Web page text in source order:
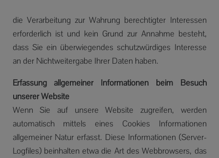
die Verarbeitung zur Wahrung berechtigter Interessen
erforderlich ist und kein Grund zur Annahme besteht,
dass Sie ein überwiegendes schutzwürdiges Interesse
an der Nichtweitergabe Ihrer Daten haben.
Erfassung allgemeiner Informationen beim Besuch
unserer Website
Wenn Sie auf unsere Website zugreifen, werden
automatisch mittels eines Cookies Informationen
allgemeiner Natur erfasst. Diese Informationen (Server-
Logfiles) beinhalten etwa die Art des Webbrowsers, das